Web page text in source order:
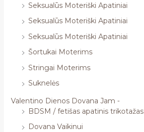
Seksualūs Moteriški Apatiniai
Seksualūs Moteriški Apatiniai
Seksualūs Moteriški Apatiniai
Šortukai Moterims
Stringai Moterims
Suknelės
Valentino Dienos Dovana Jam -
BDSM / fetišas apatinis trikotažas
Dovana Vaikinui